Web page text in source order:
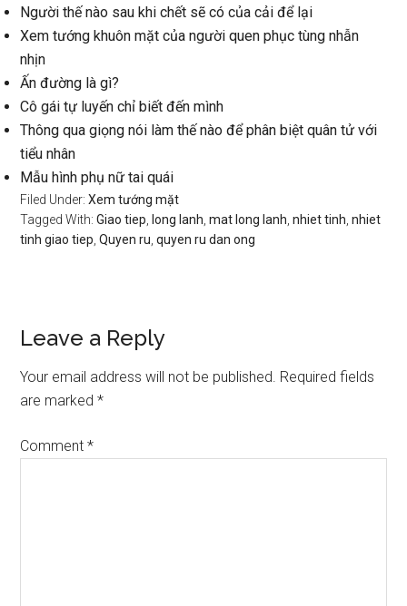
Người thế nào sau khi chết sẽ có của cải để lại
Xem tướng khuôn mặt của người quen phục tùng nhẫn
nhịn
Ấn đường là gì?
Cô gái tự luyến chỉ biết đến mình
Thông qua giọng nói làm thế nào để phân biệt quân tử với
tiểu nhân
Mẫu hình phụ nữ tai quái
Filed Under:Xem tướng mặt
Tagged With:Giao tiep long lanh ,mat long lanh ,nhiet tinh ,nhiet
tinh giao tiep ,Quyen ru ,quyen ru dan ong
Reader
Interactions
Leave a Reply
Your email address will not be published. Required fields
are marked*
Comment*